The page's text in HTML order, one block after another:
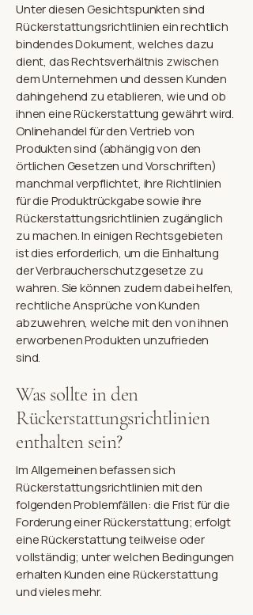
Unter diesen Gesichtspunkten sind
Rückerstattungsrichtlinien ein rechtlich
bindendes Dokument, welches dazu
dient, das Rechtsverhältnis zwischen
dem Unternehmen und dessen Kunden
dahingehend zu etablieren, wie und ob
ihnen eine Rückerstattung gewährt wird.
Onlinehandel für den Vertrieb von
Produkten sind (abhängig von den
örtlichen Gesetzen und Vorschriften)
manchmal verpflichtet, ihre Richtlinien
für die Produktrückgabe sowie ihre
Rückerstattungsrichtlinien zugänglich
zu machen. In einigen Rechtsgebieten
ist dies erforderlich, um die Einhaltung
der Verbraucherschutzgesetze zu
wahren. Sie können zudem dabei helfen,
rechtliche Ansprüche von Kunden
abzuwehren, welche mit den von ihnen
erworbenen Produkten unzufrieden
sind.
Was sollte in den
Rückerstattungsrichtlinien
enthalten sein?
Im Allgemeinen befassen sich
Rückerstattungsrichtlinien mit den
folgenden Problemfällen: die Frist für die
Forderung einer Rückerstattung; erfolgt
eine Rückerstattung teilweise oder
vollständig; unter welchen Bedingungen
erhalten Kunden eine Rückerstattung
und vieles mehr.